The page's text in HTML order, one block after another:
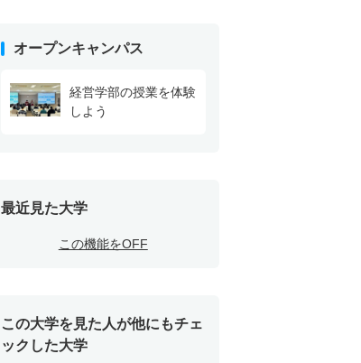
オープンキャンパス
経営学部の授業を体験
しよう
最近見た大学
この機能をOFF
この大学を見た人が他にもチェ
ックした大学